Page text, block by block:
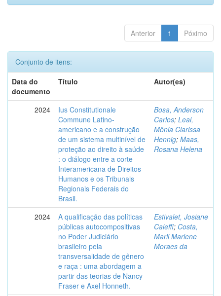
Anterior 1 Póximo
Conjunto de itens:
Data do
documento
Título Autor(es)
2024
Ius Constitutionale
Commune Latino-
americano e a construção
de um sistema multinível de
proteção ao direito à saúde
: o diálogo entre a corte
Interamericana de Direitos
Humanos e os Tribunais
Regionais Federais do
Brasil.
Bosa, Anderson
Carlos; Leal,
Mônia Clarissa
Hennig; Maas,
Rosana Helena
2024
A qualificação das políticas
públicas autocompositivas
no Poder Judiciário
brasileiro pela
transversalidade de gênero
e raça : uma abordagem a
partir das teorias de Nancy
Fraser e Axel Honneth.
Estivalet, Josiane
Caleffi; Costa,
Marli Marlene
Moraes da